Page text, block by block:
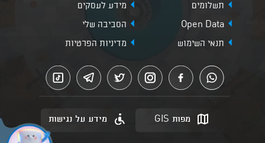
תשלומים
מידע לעסקים
Open Data
הסביבה שלי
תנאי השימוש
מדיניות הפרטיות
מפות GIS מידע על נגישות